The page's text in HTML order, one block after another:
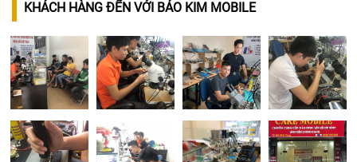
KHÁCH HÀNG ĐẾN VỚI BẢO KIM MOBILE